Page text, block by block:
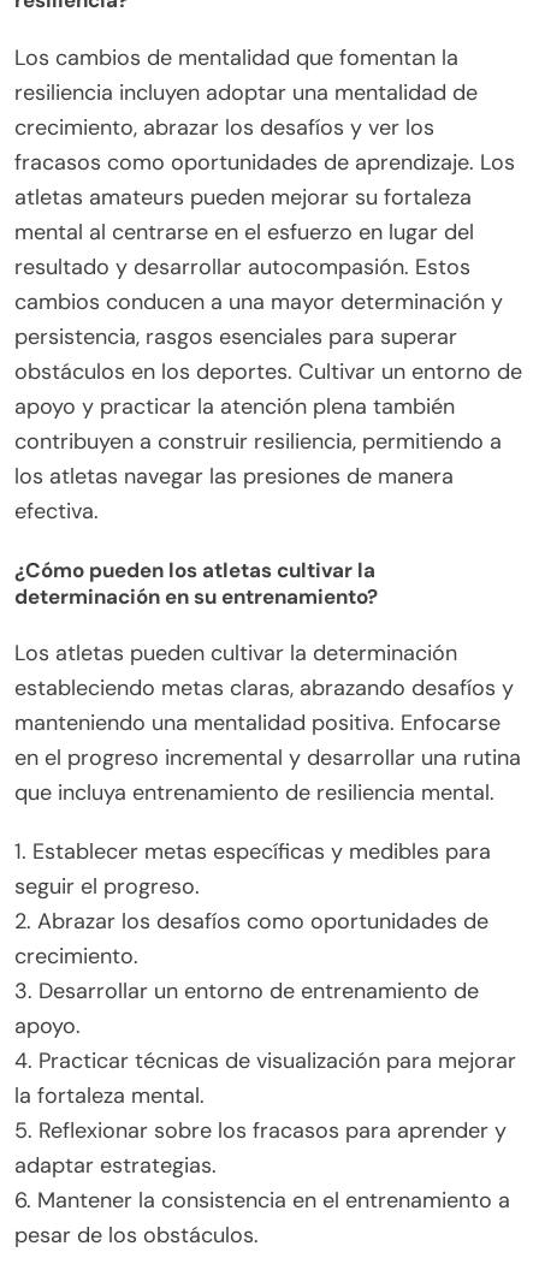
Los cambios de mentalidad que fomentan la
resiliencia incluyen adoptar una mentalidad de
crecimiento, abrazar los desafíos y ver los
fracasos como oportunidades de aprendizaje. Los
atletas amateurs pueden mejorar su fortaleza
mental al centrarse en el esfuerzo en lugar del
resultado y desarrollar autocompasión. Estos
cambios conducen a una mayor determinación y
persistencia, rasgos esenciales para superar
obstáculos en los deportes. Cultivar un entorno de
apoyo y practicar la atención plena también
contribuyen a construir resiliencia, permitiendo a
los atletas navegar las presiones de manera
efectiva.
¿Cómo pueden los atletas cultivar la
determinación en su entrenamiento?
Los atletas pueden cultivar la determinación
estableciendo metas claras, abrazando desafíos y
manteniendo una mentalidad positiva. Enfocarse
en el progreso incremental y desarrollar una rutina
que incluya entrenamiento de resiliencia mental.
1. Establecer metas específicas y medibles para
seguir el progreso.
2. Abrazar los desafíos como oportunidades de
crecimiento.
3. Desarrollar un entorno de entrenamiento de
apoyo.
4. Practicar técnicas de visualización para mejorar
la fortaleza mental.
5. Reflexionar sobre los fracasos para aprender y
adaptar estrategias.
6. Mantener la consistencia en el entrenamiento a
pesar de los obstáculos.